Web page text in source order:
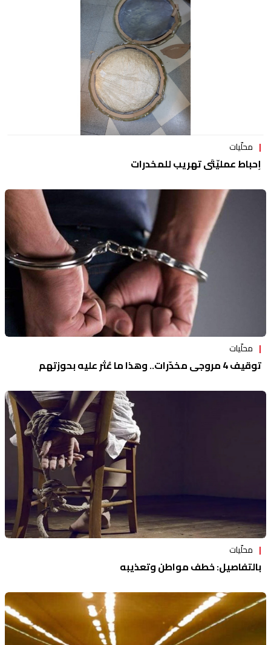
محلّيات
إحباط عمليّتَي تهريب للمخدرات
محلّيات
توقيف 4 مروجي مخدّرات.. وهذا ما عُثر عليه بحوزتهم
محلّيات
بالتفاصيل: خطف مواطن وتعذيبه